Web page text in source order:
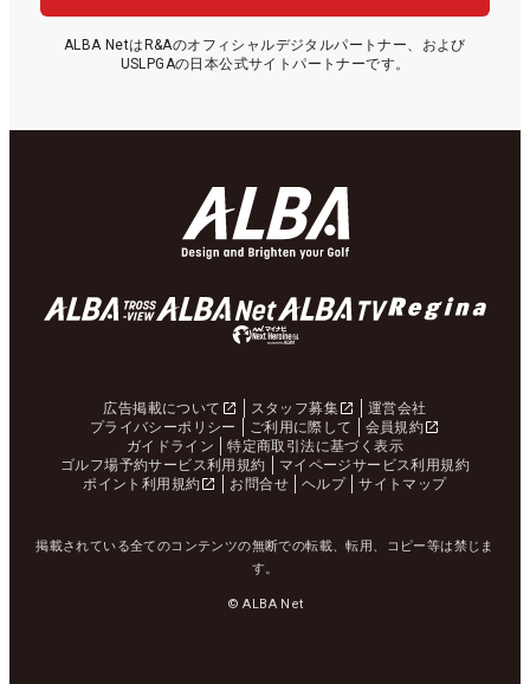
ALBA NetはR&Aのオフィシャルデジタルパートナー、および
USLPGAの日本公式サイトパートナーです。
広告掲載について スタッフ募集
運営会社
プライバシーポリシー
ご利用に際して
会員規約
ガイドライン
特定商取引法に基づく表示
ゴルフ場予約サービス利用規約
マイページサービス利用規約
ポイント利用規約
お問合せ ヘルプ サイトマップ
掲載されている全てのコンテンツの無断での転載、転用、コピー等は禁じま
す。
© ALBA Net